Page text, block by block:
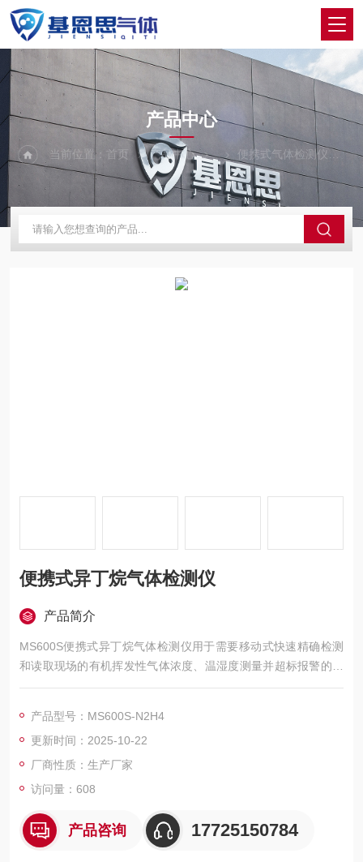
PRODUCTS CENTER
产品中心
当前位置： 首页 产品中心 便携式气体检测仪
便携式异丁烷气体检测仪
产品简介
MS600S便携式异丁烷气体检测仪用于需要移动式快速精确检测
和读取现场的有机挥发性气体浓度、温湿度测量并超标报警的场
合。
产品型号：MS600S-N2H4
更新时间：2025-10-22
厂商性质：生产厂家
访问量：608
产品咨询 17725150784